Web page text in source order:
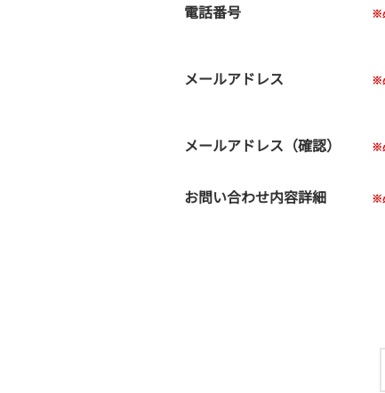
電話番号
メールアドレス
メールアドレス（確認）
お問い合わせ内容詳細